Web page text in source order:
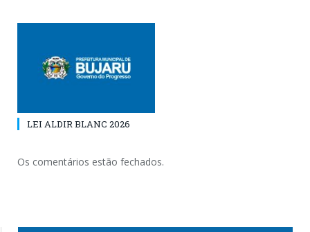
LEI ALDIR BLANC 2026
Os comentários estão fechados.